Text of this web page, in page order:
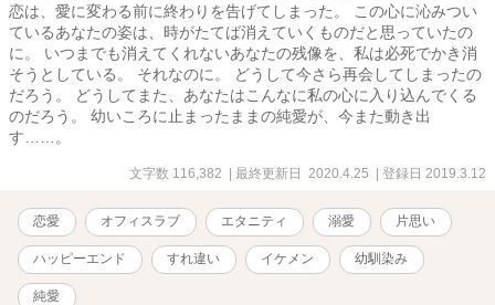
恋は、愛に変わる前に終わりを告げてしまった。 この心に沁みつい
ているあなたの姿は、時がたてば消えていくものだと思っていたの
に。 いつまでも消えてくれないあなたの残像を、私は必死でかき消
そうとしている。 それなのに。 どうして今さら再会してしまったの
だろう。 どうしてまた、あなたはこんなに私の心に入り込んでくる
のだろう。 幼いころに止まったままの純愛が、今また動き出
す……。
文字数 116,382 | 最終更新日 2020.4.25 | 登録日 2019.3.12
恋愛 オフィスラブ エタニティ 溺愛 片思い
ハッピーエンド すれ違い イケメン 幼馴染み
純愛